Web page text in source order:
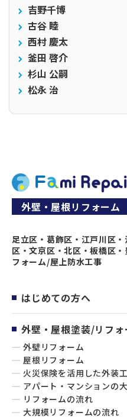
吉野千博
古谷 睦
西村 慶太
釜田 啓介
杉山 公嗣
松永 治
外壁・屋根リフォーム
足立区・葛飾区・江戸川区
区・文京区・北区・板橋区
フォーム/屋上防水工事
はじめての方へ
外壁・屋根塗装/リフォ
外壁リフォーム
屋根リフォーム
火災保険を活用した外装
アパート・マンションの
リフォームの流れ
大規模リフォームの流れ